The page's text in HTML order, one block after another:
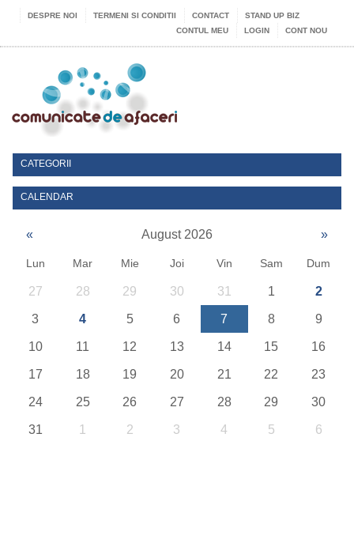
DESPRE NOI TERMENI SI CONDITII CONTACT
STAND UP BIZ
CONTUL MEU
LOGIN CONT NOU
CATEGORII
CALENDAR
« August 2026 »
Lun Mar Mie Joi Vin Sam Dum
27 28 29 30 31 1 2
3 4 5 6 7 8 9
10 11 12 13 14 15 16
17 18 19 20 21 22 23
24 25 26 27 28 29 30
31 1 2 3 4 5 6